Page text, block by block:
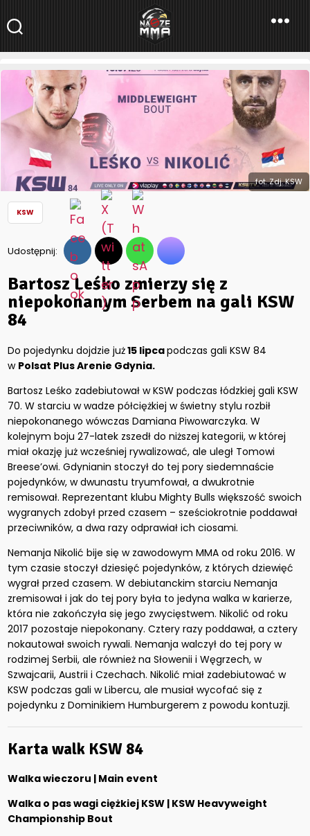
NaszeMMA
NaszeMMA.pl»Aktualności»Polskie MMA»KSW»Bartosz Leśko
zmierzy się z niepokonanym Serbem na gali KSW 84
fot. Zdj. KSW
KSW
Udostępnij:
Bartosz Leśko zmierzy się z
niepokonanym Serbem na gali KSW
84
Do pojedynku dojdzie już15 lipcapodczas gali KSW 84
w Polsat Plus Arenie Gdynia.
Bartosz Leśko zadebiutował w KSW podczas łódzkiej gali KSW
70. W starciu w wadze półciężkiej w świetny stylu rozbił
niepokonanego wówczas Damiana Piwowarczyka. W
kolejnym boju 27-latek zszedł do niższej kategorii, w której
miał okazję już wcześniej rywalizować, ale uległ Tomowi
Breese’owi. Gdynianin stoczył do tej pory siedemnaście
pojedynków, w dwunastu tryumfował, a dwukrotnie
remisował. Reprezentant klubu Mighty Bulls większość swoich
wygranych zdobył przed czasem – sześciokrotnie poddawał
przeciwników, a dwa razy odprawiał ich ciosami.
Nemanja Nikolić bije się w zawodowym MMA od roku 2016. W
tym czasie stoczył dziesięć pojedynków, z których dziewięć
wygrał przed czasem. W debiutanckim starciu Nemanja
zremisował i jak do tej pory była to jedyna walka w karierze,
która nie zakończyła się jego zwycięstwem. Nikolić od roku
2017 pozostaje niepokonany. Cztery razy poddawał, a cztery
nokautował swoich rywali. Nemanja walczył do tej pory w
rodzimej Serbii, ale również na Słowenii i Węgrzech, w
Szwajcarii, Austrii i Czechach. Nikolić miał zadebiutować w
KSW podczas gali w Libercu, ale musiał wycofać się z
pojedynku z Dominikiem Humburgerem z powodu kontuzji.
Karta walk KSW 84
Walka wieczoru | Main event
Walka o pas wagi ciężkiej KSW | KSW Heavyweight
Championship Bout